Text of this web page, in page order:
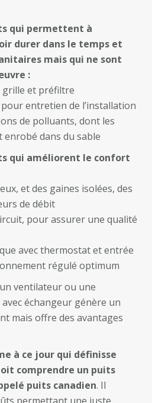
qui permettent à
durer dans le temps et
mais qui ne sont
:
grille et préfiltre
entretien de l’installation
de polluants, dont les
enrobé dans du sable
qui améliorent le confort
et des gaines isolées, des
de débit
pour assurer une qualité
avec thermostat et entrée
régulé optimum
ventilateur ou une
échangeur génère un
mais offre des avantages
à ce jour qui définisse
comprendre un puits
puits canadien. Il